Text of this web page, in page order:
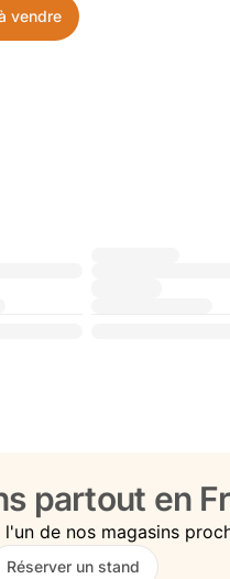
vendre
partout en
de nos magasins
Réserver un stand